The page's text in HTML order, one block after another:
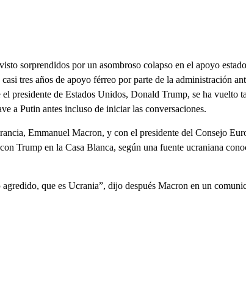
sorprendidos por un asombroso colapso en el apoyo
tres años de apoyo férreo por parte de la administración
presidente de Estados Unidos, Donald Trump, se ha vuelto
a Putin antes incluso de iniciar las conversaciones.
Emmanuel Macron, y con el presidente del Consejo
Trump en la Casa Blanca, según una fuente ucraniana
que es Ucrania”, dijo después Macron en un